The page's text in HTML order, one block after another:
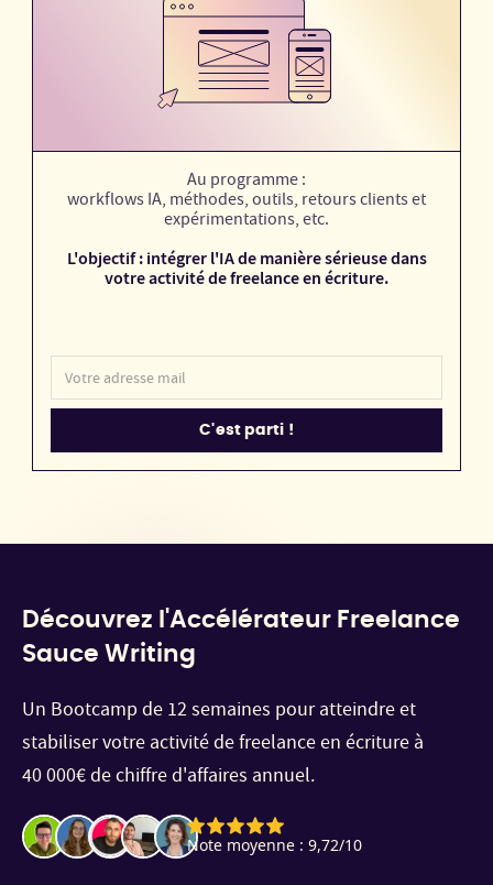
Au programme :
workflows IA, méthodes, outils, retours clients et
expérimentations, etc.
L'objectif : intégrer l'IA de manière sérieuse dans
votre activité de freelance en écriture.
Découvrez l'Accélérateur Freelance
Sauce Writing
Un Bootcamp de 12 semaines pour atteindre et
stabiliser votre activité de freelance en écriture à
40 000€ de chiffre d'affaires annuel.